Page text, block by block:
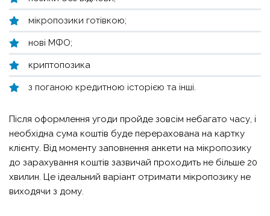
мікропозики готівкою;
нові МФО;
криптопозика
з поганою кредитною історією та інші.
Після оформлення угоди пройде зовсім небагато часу, і
необхідна сума коштів буде перерахована на картку
клієнту. Від моменту заповнення анкети на мікропозику
до зарахування коштів зазвичай проходить не більше 20
хвилин. Це ідеальний варіант отримати мікропозику не
виходячи з дому.